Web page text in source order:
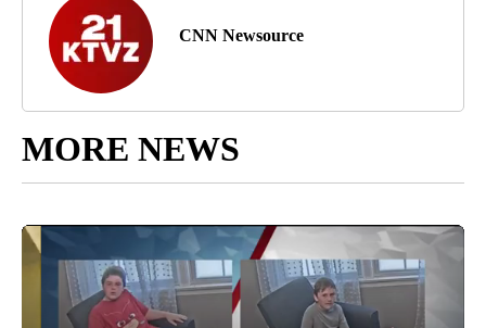
CNN Newsource
MORE NEWS